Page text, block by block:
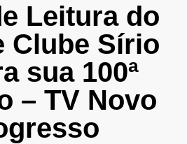
Leitura do
Clube Sírio
sua 100ª
– TV Novo